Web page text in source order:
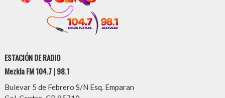
ESTACIÓN DE RADIO
Mezkla FM 104.7 | 98.1
Bulevar 5 de Febrero S/N Esq. Emparan